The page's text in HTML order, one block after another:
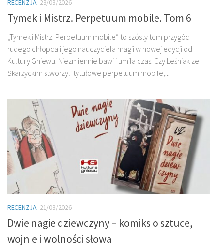
RECENZJA 23/03/2026
Tymek i Mistrz. Perpetuum mobile. Tom 6
„Tymek i Mistrz. Perpetuum mobile” to szósty tom przygód
rudego chłopca i jego nauczyciela magii w nowej edycji od
Kultury Gniewu. Niezmiennie bawi i umila czas. Czy Leśniak ze
Skarżyckim stworzyli tytułowe perpetuum mobile,...
RECENZJA 21/03/2026
Dwie nagie dziewczyny – komiks o sztuce,
wojnie i wolności słowa